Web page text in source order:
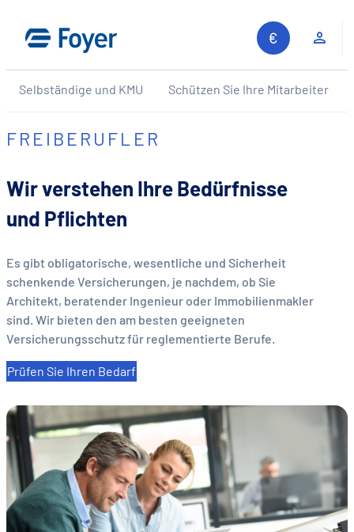
Inhalt
springen
Auf unserer Website suchen
Selbständige und KMU Schützen Sie Ihre Mitarbeiter
FREIBERUFLER
Wir verstehen Ihre Bedürfnisse
und Pflichten
Es gibt obligatorische, wesentliche und Sicherheit
schenkende Versicherungen, je nachdem, ob Sie
Architekt, beratender Ingenieur oder Immobilienmakler
sind. Wir bieten den am besten geeigneten
Versicherungsschutz für reglementierte Berufe.
Prüfen Sie Ihren Bedarf